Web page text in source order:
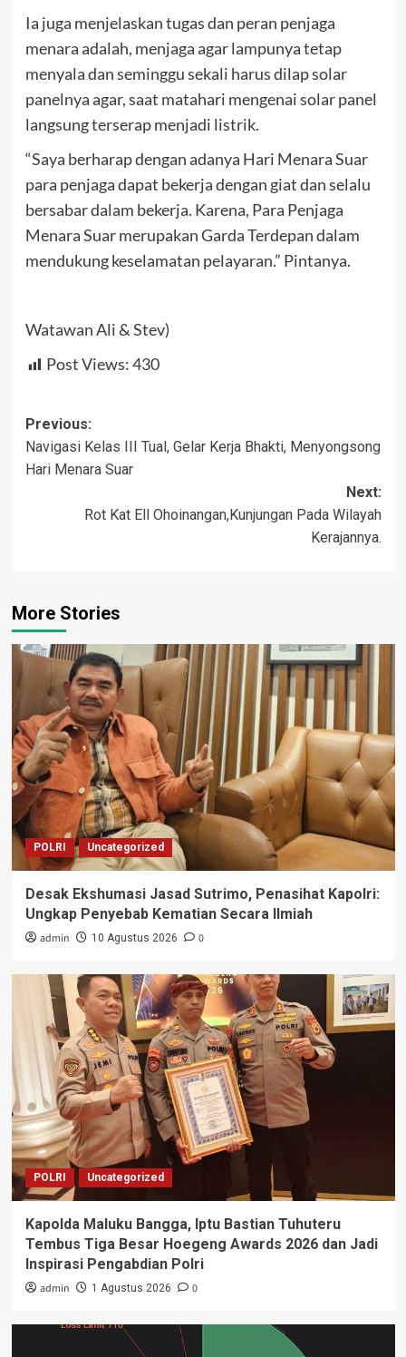
Ia juga menjelaskan tugas dan peran penjaga
menara adalah, menjaga agar lampunya tetap
menyala dan seminggu sekali harus dilap solar
panelnya agar, saat matahari mengenai solar panel
langsung terserap menjadi listrik.
“Saya berharap dengan adanya Hari Menara Suar
para penjaga dapat bekerja dengan giat dan selalu
bersabar dalam bekerja. Karena, Para Penjaga
Menara Suar merupakan Garda Terdepan dalam
mendukung keselamatan pelayaran.” Pintanya.
Watawan Ali & Stev)
Post Views:430
Post
navigation
Previous:
Navigasi Kelas III Tual, Gelar Kerja Bhakti, Menyongsong
Hari Menara Suar
Next:
Rot Kat Ell Ohoinangan,Kunjungan Pada Wilayah
Kerajannya.
More Stories
POLRI Uncategorized
Desak Ekshumasi Jasad Sutrimo, Penasihat Kapolri:
Ungkap Penyebab Kematian Secara Ilmiah
admin 10 Agustus 2026 0
POLRI Uncategorized
Kapolda Maluku Bangga, Iptu Bastian Tuhuteru
Tembus Tiga Besar Hoegeng Awards 2026 dan Jadi
Inspirasi Pengabdian Polri
admin 1 Agustus 2026 0